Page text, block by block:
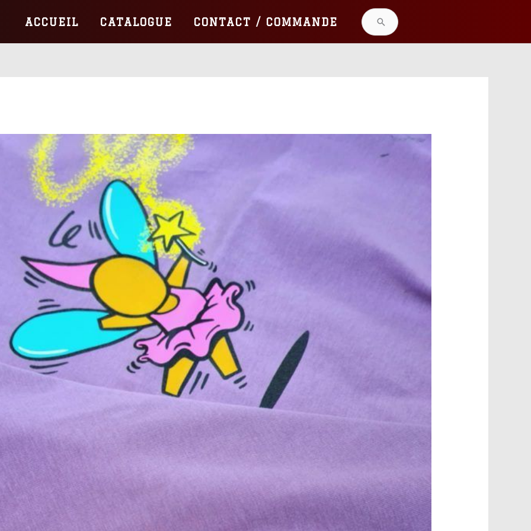
ACCUEIL CATALOGUE CONTACT / COMMANDE Rechercher :